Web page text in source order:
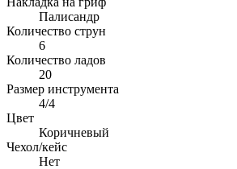
Палисандр
Количество струн
6
Количество ладов
20
Размер инструмента
4/4
Цвет
Коричневый
Чехол/кейс
Нет